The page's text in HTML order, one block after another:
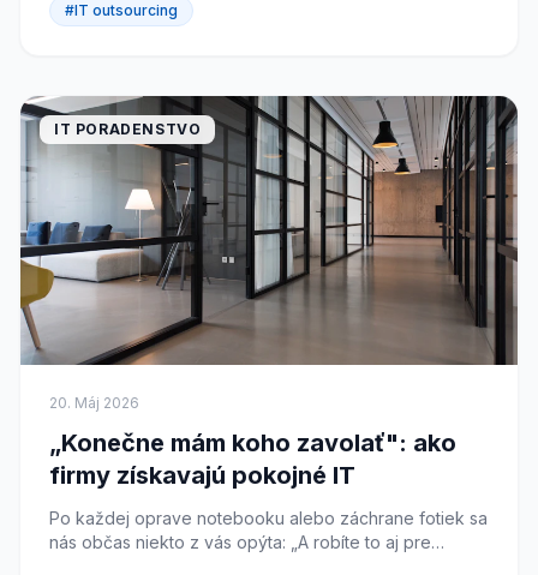
#IT outsourcing
IT PORADENSTVO
20. Máj 2026
„Konečne mám koho zavolať": ako
firmy získavajú pokojné IT
Po každej oprave notebooku alebo záchrane fotiek sa
nás občas niekto z vás opýta: „A robíte to aj pre